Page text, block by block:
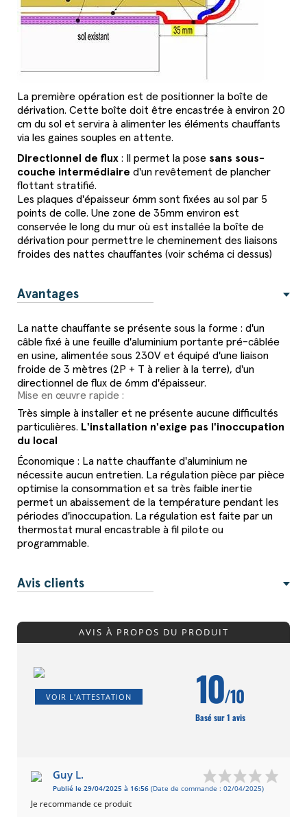
La première opération est de positionner la boîte de
dérivation. Cette boîte doit être encastrée à environ 20
cm du sol et servira à alimenter les éléments chauffants
via les gaines souples en attente.
Directionnel de flux : Il permet la pose sans sous-
couche intermédiaire d'un revêtement de plancher
flottant stratifié.
Les plaques d'épaisseur 6mm sont fixées au sol par 5
points de colle. Une zone de 35mm environ est
conservée le long du mur où est installée la boîte de
dérivation pour permettre le cheminement des liaisons
froides des nattes chauffantes (voir schéma ci dessus)
Avantages
La natte chauffante se présente sous la forme : d'un
câble fixé à une feuille d'aluminium portante pré-câblée
en usine, alimentée sous 230V et équipé d'une liaison
froide de 3 mètres (2P + T à relier à la terre), d'un
directionnel de flux de 6mm d'épaisseur.
Mise en œuvre rapide :
Très simple à installer et ne présente aucune difficultés
particulières. L'installation n'exige pas l'inoccupation
du local
Économique : La natte chauffante d'aluminium ne
nécessite aucun entretien. La régulation pièce par pièce
optimise la consommation et sa très faible inertie
permet un abaissement de la température pendant les
périodes d'inoccupation. La régulation est faite par un
thermostat mural encastrable à fil pilote ou
programmable.
Avis clients
AVIS À PROPOS DU PRODUIT
VOIR L'ATTESTATION 10/10
Basé sur 1 avis
Guy L.
Publié le 29/04/2025 à 16:56 (Date de commande : 02/04/2025)
Je recommande ce produit